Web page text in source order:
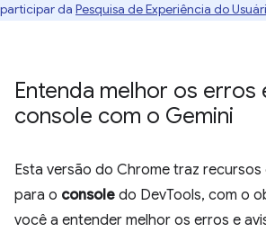
participar da Pesquisa de Experiência do
Entenda melhor os erros
console com o Gemini
Esta versão do Chrome traz recursos
para o console do DevTools, com o
você a entender melhor os erros e